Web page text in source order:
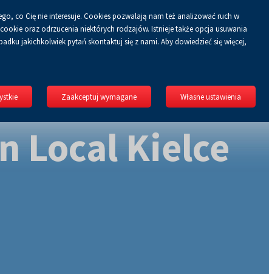
się 0.00 złKoszyk PL
Local Kielce
co Cię nie interesuje. Cookies pozwalają nam też analizować ruch w
oraz odrzucenia niektórych rodzajów. Istnieje także opcja usuwania
jakichkolwiek pytań skontaktuj się z nami. Aby dowiedzieć się więcej,
Zaakceptuj wymagane Własne ustawienia